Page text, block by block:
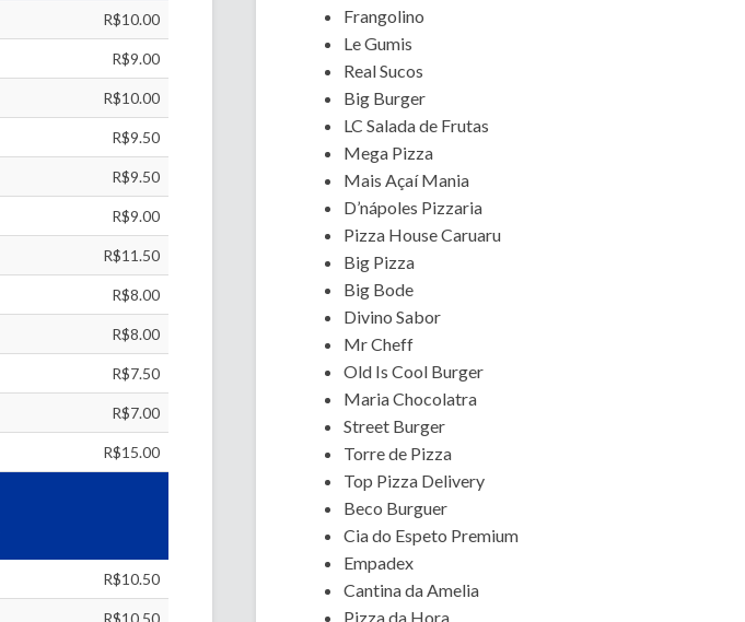
R$10.00
R$9.00
R$10.00
R$9.50
R$9.50
R$9.00
R$11.50
R$8.00
R$8.00
R$7.50
R$7.00
R$15.00
R$10.50
R$10.50
Frangolino
Le Gumis
Real Sucos
Big Burger
LC Salada de Frutas
Mega Pizza
Mais Açaí Mania
D’nápoles Pizzaria
Pizza House Caruaru
Big Pizza
Big Bode
Divino Sabor
Mr Cheff
Old Is Cool Burger
Maria Chocolatra
Street Burger
Torre de Pizza
Top Pizza Delivery
Beco Burguer
Cia do Espeto Premium
Empadex
Cantina da Amelia
Pizza da Hora